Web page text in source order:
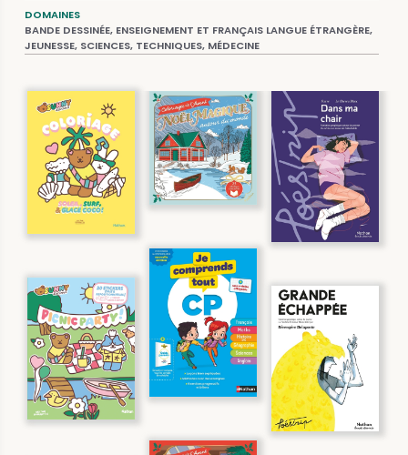
DOMAINES
BANDE DESSINÉE, ENSEIGNEMENT ET FRANÇAIS LANGUE ÉTRANGÈRE,
JEUNESSE, SCIENCES, TECHNIQUES, MÉDECINE